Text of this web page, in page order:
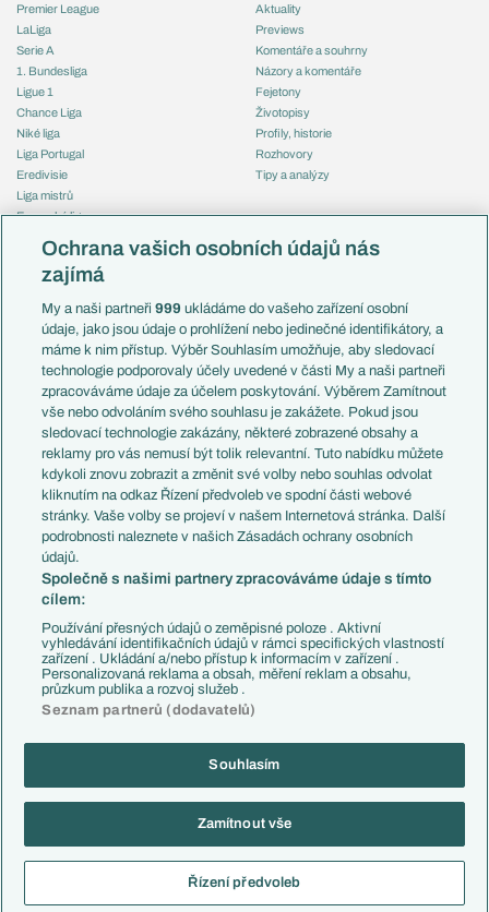
Premier League
LaLiga
Serie A
1. Bundesliga
Ligue 1
Chance Liga
Niké liga
Liga Portugal
Eredivisie
Liga mistrů
Evropská liga
Mistrovství světa
Liga národů
Témata
Představení týmů MS
EuroSkauting
PL v kostce
Evropské koeficienty
Přestupy
Přestupové spekulace
Zranění
Kluby
Arsenal FC
Chelsea FC
Manchester United
AC Milán
Juventus FC
Bayern Mnichov
FC Barcelona
Real Madrid
Aktuality
Previews
Komentáře a souhrny
Názory a komentáře
Fejetony
Životopisy
Profily, historie
Rozhovory
Tipy a analýzy
Česko
Francie
Itálie
Německo
Španělsko
Argentina
Brazílie
Přestupy
Zápasy
Livescore
Tipovací soutěž
Copyright © 2001-2026 EuroFotbal.cz. Využíváme zpravodajství ČTK.
Informace o zpracování osobních údajů
Ochrana vašich osobních údajů nás
zajímá
My a naši partneři999 ukládáme do vašeho zařízení osobní
údaje, jako jsou údaje o prohlížení nebo jedinečné identifikátory, a
máme k nim přístup. Výběr Souhlasím umožňuje, aby sledovací
technologie podporovaly účely uvedené v části My a naši partneři
zpracováváme údaje za účelem poskytování. Výběrem Zamítnout
vše nebo odvoláním svého souhlasu je zakážete. Pokud jsou
sledovací technologie zakázány, některé zobrazené obsahy a
reklamy pro vás nemusí být tolik relevantní. Tuto nabídku můžete
kdykoli znovu zobrazit a změnit své volby nebo souhlas odvolat
kliknutím na odkaz Řízení předvoleb ve spodní části webové
stránky. Vaše volby se projeví v našem Internetová stránka. Další
podrobnosti naleznete v našich Zásadách ochrany osobních
údajů.
Společně s našimi partnery zpracováváme údaje s tímto
cílem:
Používání přesných údajů o zeměpisné poloze . Aktivní
vyhledávání identifikačních údajů v rámci specifických vlastností
zařízení . Ukládání a/nebo přístup k informacím v zařízení .
Personalizovaná reklama a obsah, měření reklam a obsahu,
průzkum publika a rozvoj služeb .
Seznam partnerů (dodavatelů)
Souhlasím
Zamítnout vše
Řízení předvoleb